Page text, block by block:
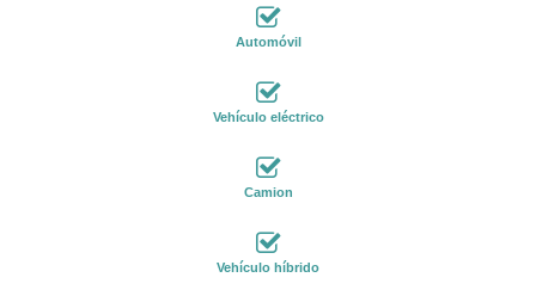
Automóvil
Vehículo eléctrico
Camion
Vehículo híbrido